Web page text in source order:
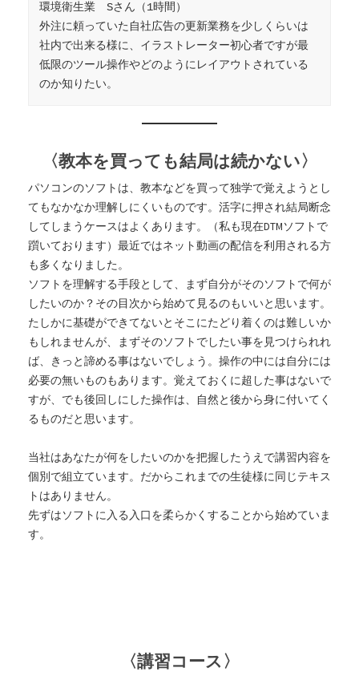
環境衛生業　Sさん（1時間）
外注に頼っていた自社広告の更新業務を少しくらいは
社内で出来る様に、イラストレーター初心者ですが最
低限のツール操作やどのようにレイアウトされている
のか知りたい。
〈教本を買っても結局は続かない〉
パソコンのソフトは、教本などを買って独学で覚えようとし
てもなかなか理解しにくいものです。活字に押され結局断念
してしまうケースはよくあります。（私も現在DTMソフトで
躓いております）最近ではネット動画の配信を利用される方
も多くなりました。
ソフトを理解する手段として、まず自分がそのソフトで何が
したいのか？その目次から始めて見るのもいいと思います。
たしかに基礎ができてないとそこにたどり着くのは難しいか
もしれませんが、まずそのソフトでしたい事を見つけられれ
ば、きっと諦める事はないでしょう。操作の中には自分には
必要の無いものもあります。覚えておくに超した事はないで
すが、でも後回しにした操作は、自然と後から身に付いてく
るものだと思います。
当社はあなたが何をしたいのかを把握したうえで講習内容を
個別で組立ています。だからこれまでの生徒様に同じテキス
トはありません。
先ずはソフトに入る入口を柔らかくすることから始めていま
す。
〈講習コース〉